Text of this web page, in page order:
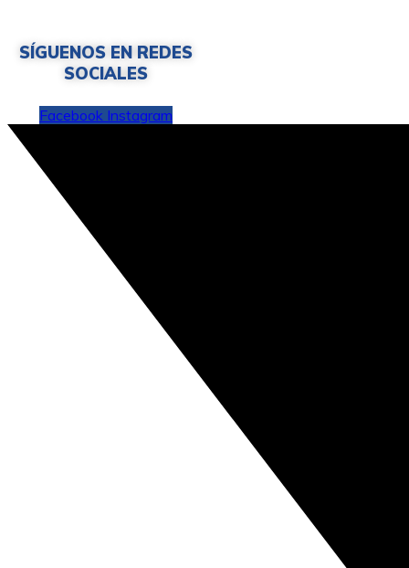
SÍGUENOS EN REDES
SOCIALES
Facebook Instagram